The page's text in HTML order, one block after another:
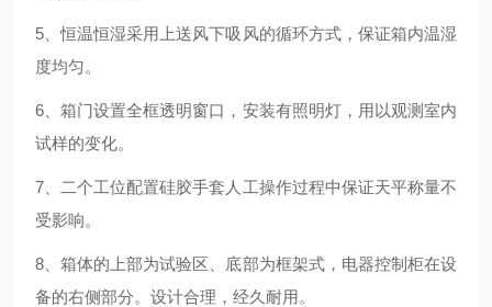
5、恒温恒湿采用上送风下吸风的循环方式，保证箱内温湿
度均匀。
6、箱门设置全框透明窗口，安装有照明灯，用以观测室内
试样的变化。
7、二个工位配置硅胶手套人工操作过程中保证天平称量不
受影响。
8、箱体的上部为试验区、底部为框架式，电器控制柜在设
备的右侧部分。设计合理，经久耐用。